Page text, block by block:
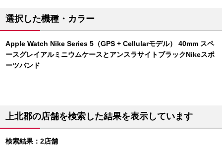
選択した機種・カラー
Apple Watch Nike Series 5（GPS + Cellularモデル） 40mm スペ
ースグレイアルミニウムケースとアンスラサイトブラックNikeスポ
ーツバンド
上北郡の店舗を検索した結果を表示しています
検索結果：2店舗